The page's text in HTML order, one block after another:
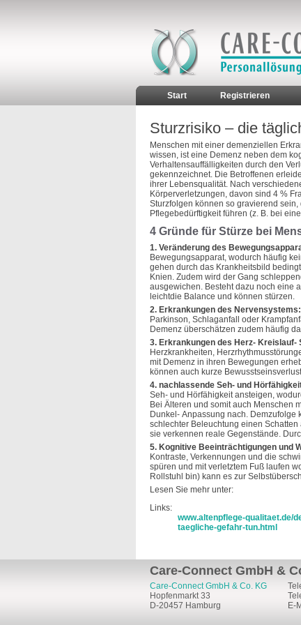
Start Registrieren
Sturzrisiko – die
Menschen mit einer demenziellen
wissen, ist eine Demenz neben dem
Verhaltensauffälligkeiten durch den
gekennzeichnet. Die Betroffenen
ihrer Lebensqualität. Nach
Körperverletzungen, davon sind 4 %
Sturzfolgen können so gravierend
Pflegebedürftigkeit führen (z. B. bei
4 Gründe für Stürze bei
1. Veränderung des
Bewegungsapparat, wodurch häufig
gehen durch das Krankheitsbild
Knien. Zudem wird der Gang
ausgewichen. Besteht dazu noch eine
leichtdie Balance und können stürzen.
2. Erkrankungen des Nervensystems:
Parkinson, Schlaganfall oder
Demenz überschätzen zudem häufig
3. Erkrankungen des Herz- Kreislauf-
Herzkrankheiten,
mit Demenz in ihren Bewegungen
können auch kurze
4. nachlassende Seh- und
Seh- und Hörfähigkeit ansteigen,
Bei Älteren und somit auch Menschen
Dunkel- Anpassung nach. Demzufolge
schlechter Beleuchtung einen
sie verkennen reale Gegenstände.
5. Kognitive Beeinträchtigungen und
Kontraste, Verkennungen und die
spüren und mit verletztem Fuß laufen
Rollstuhl bin) kann es zur
Lesen Sie mehr unter:
Links:
www.altenpflege-qualitaet.de/
taegliche-gefahr-tun.html
Care-Connect GmbH &
Care-Connect GmbH & Co. KG
Hopfenmarkt 33
D-20457 Hamburg
E-